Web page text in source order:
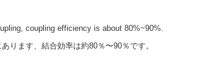
coupling efficiency is about 80%~90%.
す、結合効率は約80％〜90％です。